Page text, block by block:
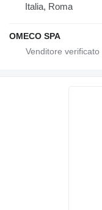
Italia, Roma
OMECO SPA